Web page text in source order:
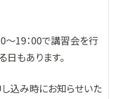
19：00で講習会を行
日もあります。
込み時にお知らせいた